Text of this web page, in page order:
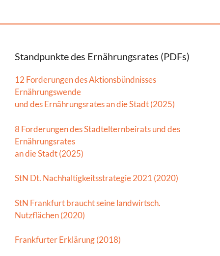
Standpunkte des Ernährungsrates (PDFs)
12 Forderungen des Aktionsbündnisses
Ernährungswende
und des Ernährungsrates an die Stadt (2025)
8 Forderungen des Stadtelternbeirats und des
Ernährungsrates
an die Stadt (2025)
StN Dt. Nachhaltigkeitsstrategie 2021 (2020)
StN Frankfurt braucht seine landwirtsch.
Nutzflächen (2020)
Frankfurter Erklärung (2018)